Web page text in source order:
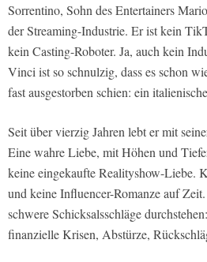
Sorrentino, Sohn des Entertainers
der Streaming-Industrie. Er ist kein
kein Casting-Roboter. Ja, auch kein
Vinci ist so schnulzig, dass es schon
fast ausgestorben schien: ein
Seit über vierzig Jahren lebt er mit
Eine wahre Liebe, mit Höhen und
keine eingekaufte Realityshow-Liebe.
und keine Influencer-Romanze auf
schwere Schicksalsschläge
finanzielle Krisen, Abstürze,